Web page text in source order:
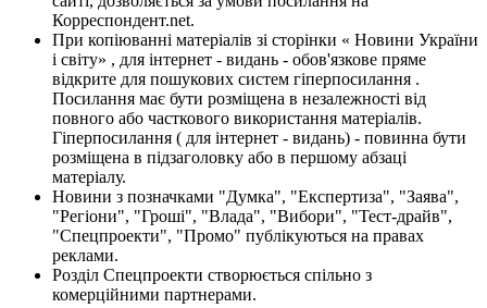
Корреспондент.net.
При копіюванні матеріалів зі сторінки « Новини України
і світу» , для інтернет - видань - обов'язкове пряме
відкрите для пошукових систем гіперпосилання .
Посилання має бути розміщена в незалежності від
повного або часткового використання матеріалів.
Гіперпосилання ( для інтернет - видань) - повинна бути
розміщена в підзаголовку або в першому абзаці
матеріалу.
Новини з позначками "Думка", "Експертиза", "Заява",
"Регіони", "Гроші", "Влада", "Вибори", "Тест-драйв",
"Спецпроекти", "Промо" публікуються на правах
реклами.
Розділ Спецпроекти створюється спільно з
комерційними партнерами.